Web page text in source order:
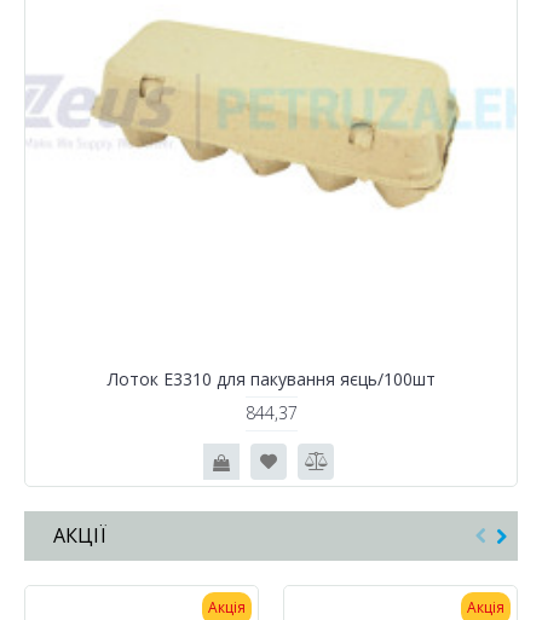
Лоток Е3310 для пакування яєць/100шт
844,37
АКЦІЇ
Акція Акція